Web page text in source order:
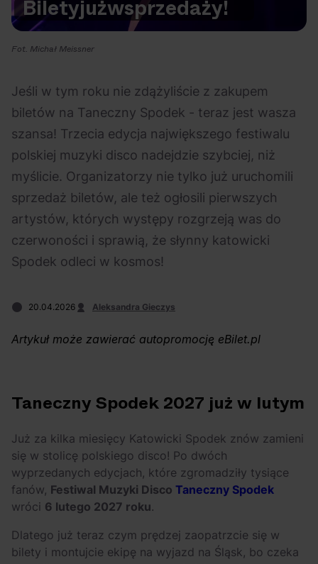
Na czasie
Polecane Scena Impostora 06.08.2026
Kto jest
prawdziwym fanem
Chivasa?
eBilet Festiwal 05.08.2026
Aplikacja
KAMAAAN nową
inicjatywą eBilet
jednoczącą fanów
Festiwal OFF Festival 04.08.2026
nocne koncerty
najciekawszych
lipiec 2026]
Biletyjużwsprzedaży!
Fot. Michał Meissner
Jeśli w tym roku nie zdążyliście z zakupem
biletów na Taneczny Spodek - teraz jest wasza
szansa! Trzecia edycja największego festiwalu
polskiej muzyki disco nadejdzie szybciej, niż
myślicie. Organizatorzy nie tylko już uruchomili
sprzedaż biletów, ale też ogłosili pierwszych
artystów, których występy rozgrzeją was do
czerwoności i sprawią, że słynny katowicki
Spodek odleci w kosmos!
20.04.2026 Aleksandra Gieczys
Artykuł może zawierać autopromocję eBilet.pl
Taneczny Spodek 2027 już w lutym
Już za kilka miesięcy Katowicki Spodek znów zamieni
się w stolicę polskiego disco! Po dwóch
wyprzedanych edycjach, które zgromadziły tysiące
fanów, Festiwal Muzyki Disco Taneczny Spodek
wróci 6 lutego 2027 roku.
Dlatego już teraz czym prędzej zaopatrzcie się w
bilety i montujcie ekipę na wyjazd na Śląsk, bo czeka